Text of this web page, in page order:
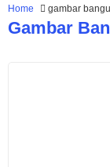
Home gambar
Gambar